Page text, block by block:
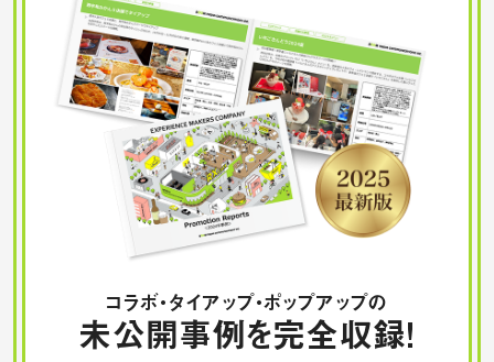
コラボ・タイアップ・ポップアップの
未公開事例を完全収録！